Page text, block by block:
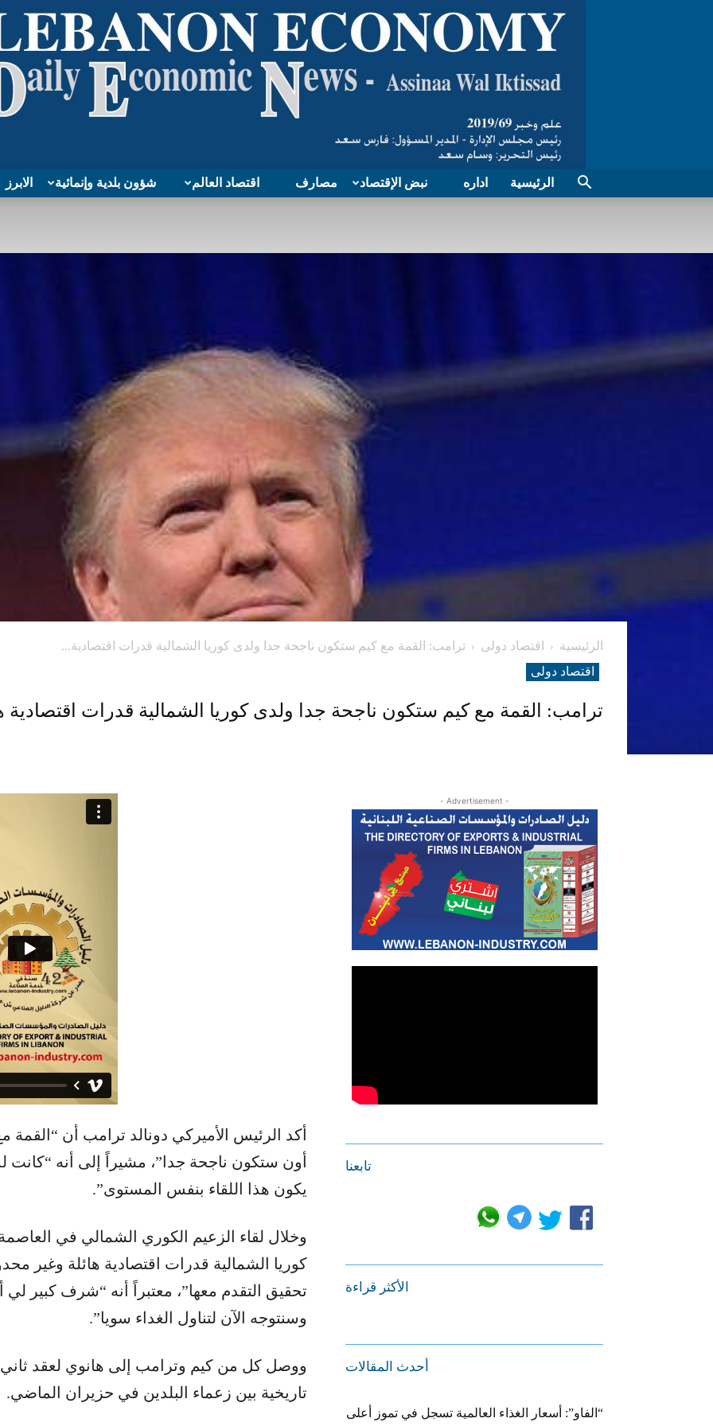
الابرز شؤون بلدية وإنمائية اقتصاد العالم مصارف نبض الإقتصاد اداره الرئيسية
الرئيسية اقتصاد دولی
ترامب: القمة مع كيم ستكون ناجحة جدا ولدى كوريا الشمالية قدرات اقتصادية...
اقتصاد دولی
ترامب: القمة مع كيم ستكون ناجحة جدا ولدى كوريا الشمالية قدرات اقتصادية
أكد الرئيس الأميركي دونالد ترامب أن “القمة
أون ستكون ناجحة جدا”، مشيراً إلى أنه “كانت
يكون هذا اللقاء بنفس المستوى”.
وخلال لقاء الزعيم الكوري الشمالي في
كوريا الشمالية قدرات اقتصادية هائلة وغير
تحقيق التقدم معها”، معتبراً أنه “شرف كبير
وسنتوجه الآن لتناول الغداء سويا”.
ووصل كل من كيم وترامب إلى هانوي لعقد ثاني
تاريخية بين زعماء البلدين في حزيران الماضي.
- Advertisement -
تابعنا
الأكثر قراءة
أحدث المقالات
“الفاو”: أسعار الغذاء العالمية تسجل في تموز أعلى